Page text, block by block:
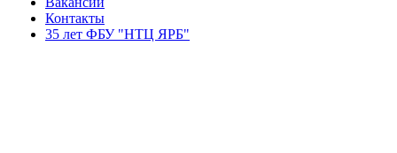
Контакты
35 лет ФБУ "НТЦ ЯРБ"